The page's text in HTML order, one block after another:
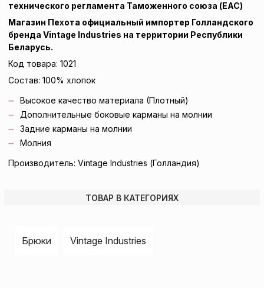
технического регламента Таможенного союза (EAC)
Магазин Пехота официальный импортер Голландского
бренда Vintage Industries на территории Республики
Беларусь.
Код товара: 1021
Состав: 100% хлопок
Высокое качество материала (Плотный)
Дополнительные боковые карманы на молнии
Задние карманы на молнии
Молния
Производитель: Vintage Industries (Голландия)
ТОВАР В КАТЕГОРИЯХ
Брюки Vintage Industries